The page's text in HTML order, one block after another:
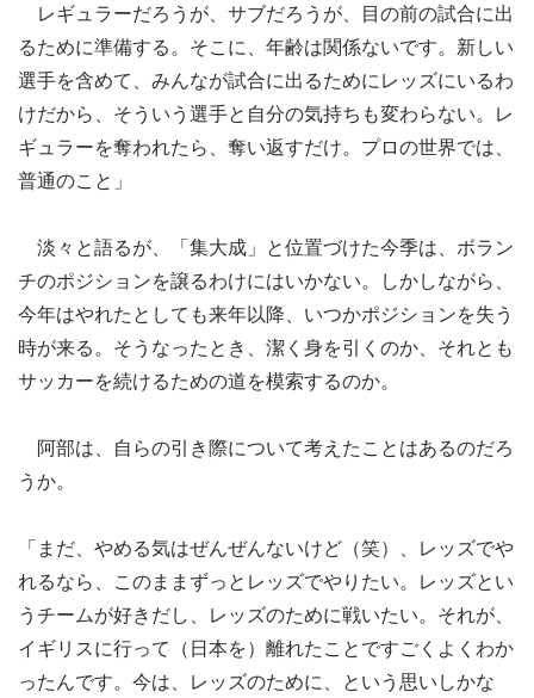
レギュラーだろうが、サブだろうが、目の前の試合に出
るために準備する。そこに、年齢は関係ないです。新しい
選手を含めて、みんなが試合に出るためにレッズにいるわ
けだから、そういう選手と自分の気持ちも変わらない。レ
ギュラーを奪われたら、奪い返すだけ。プロの世界では、
普通のこと」
淡々と語るが、「集大成」と位置づけた今季は、ボラン
チのポジションを譲るわけにはいかない。しかしながら、
今年はやれたとしても来年以降、いつかポジションを失う
時が来る。そうなったとき、潔く身を引くのか、それとも
サッカーを続けるための道を模索するのか。
阿部は、自らの引き際について考えたことはあるのだろ
うか。
「まだ、やめる気はぜんぜんないけど（笑）、レッズでや
れるなら、このままずっとレッズでやりたい。レッズとい
うチームが好きだし、レッズのために戦いたい。それが、
イギリスに行って（日本を）離れたことですごくよくわか
ったんです。今は、レッズのために、という思いしかな